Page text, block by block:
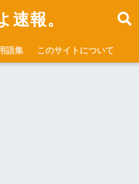
速報。
語集 このサイトについて